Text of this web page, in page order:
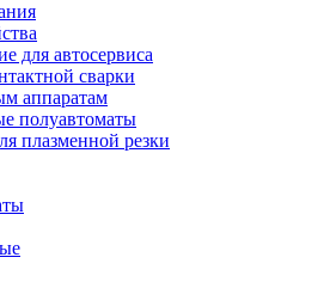
для автосервиса
сварки
аппаратам
полуавтоматы
плазменной резки